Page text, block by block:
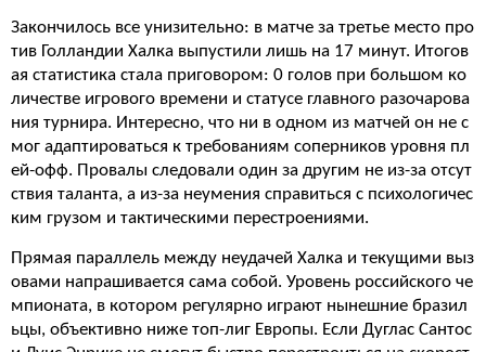
Закончилось все унизительно: в матче за третье место про
тив Голландии Халка выпустили лишь на 17 минут. Итогов
ая статистика стала приговором: 0 голов при большом ко
личестве игрового времени и статусе главного разочарова
ния турнира. Интересно, что ни в одном из матчей он не с
мог адаптироваться к требованиям соперников уровня пл
ей-офф. Провалы следовали один за другим не из-за отсут
ствия таланта, а из-за неумения справиться с психологичес
ким грузом и тактическими перестроениями.
Прямая параллель между неудачей Халка и текущими выз
овами напрашивается сама собой. Уровень российского че
мпионата, в котором регулярно играют нынешние бразил
ьцы, объективно ниже топ-лиг Европы. Если Дуглас Сантос